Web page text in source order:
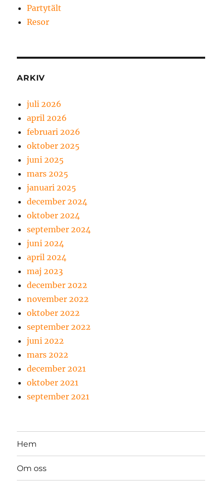
Partytält
Resor
ARKIV
juli 2026
april 2026
februari 2026
oktober 2025
juni 2025
mars 2025
januari 2025
december 2024
oktober 2024
september 2024
juni 2024
april 2024
maj 2023
december 2022
november 2022
oktober 2022
september 2022
juni 2022
mars 2022
december 2021
oktober 2021
september 2021
Hem
Om oss